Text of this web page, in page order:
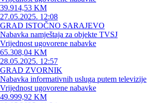
39.914,53 KM
27.05.2025. 12:08
GRAD ISTOČNO SARAJEVO
Nabavka namještaja za objekte TVSJ
Vrijednost ugovorene nabavke
65.308,04 KM
28.05.2025. 12:57
GRAD ZVORNIK
Nabavka informativnih usluga putem televizije
Vrijednost ugovorene nabavke
49.999,92 KM